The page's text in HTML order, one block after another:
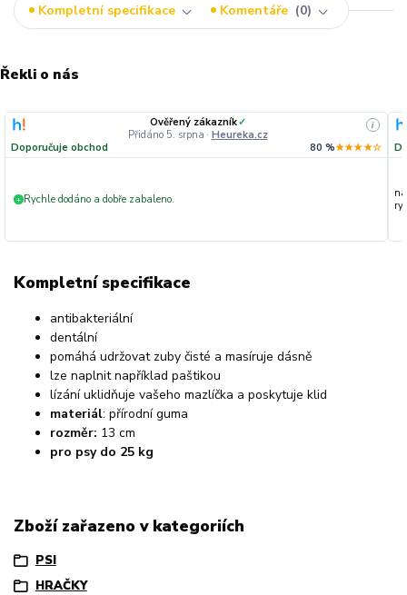
Kompletní specifikace Komentáře 0
Řekli o nás
Ověřený zákazník✓
Přidáno 5. srpna · Heureka.cz
i
Doporučuje obchod 80 %★★★★☆
+ Rychle dodáno a dobře zabaleno.
Kompletní specifikace
antibakteriální
dentální
pomáhá udržovat zuby čisté a masíruje dásně
lze naplnit například paštikou
lízání uklidňuje vašeho mazlíčka a poskytuje klid
materiál: přírodní guma
rozměr: 13 cm
pro psy do 25 kg
Zboží zařazeno v kategoriích
PSI
HRAČKY